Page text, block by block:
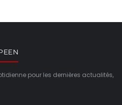
pour les dernières actualités,